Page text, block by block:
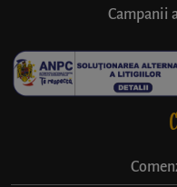
Campanii